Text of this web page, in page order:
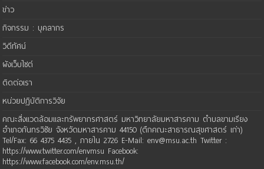
ข่าว
กิจกรรม : บุคลากร
วิดีทัศน์
ผังเว็บไซต์
ติดต่อเรา
หน่วยปฏิบัติการวิจัย
คณะสิ่งแวดล้อมและทรัพยากรศาสตร์ มหาวิทยาลัยมหาสารคาม ตำบลขามเรียง
อำเภอกันทรวิชัย จังหวัดมหาสารคาม 44150 (ตึกคณะสาธารณสุขศาสตร์ เก่า)
Tel/Fax: 66 4375 4435 , ภายใน 2726 E-Mail: env@msu.ac.th Twitter :
https://www.twitter.com/envmsu Facebook:
https://www.facebook.com/env.msu.th/